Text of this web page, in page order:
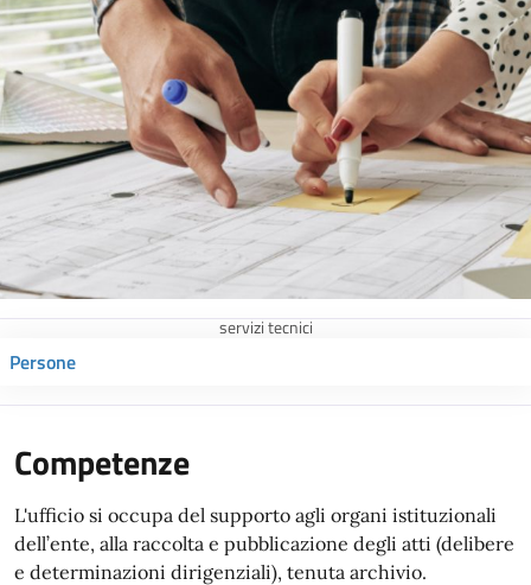
servizi tecnici
Persone
Competenze
L'ufficio si occupa del supporto agli organi istituzionali
dell’ente, alla raccolta e pubblicazione degli atti (delibere
e determinazioni dirigenziali), tenuta archivio.